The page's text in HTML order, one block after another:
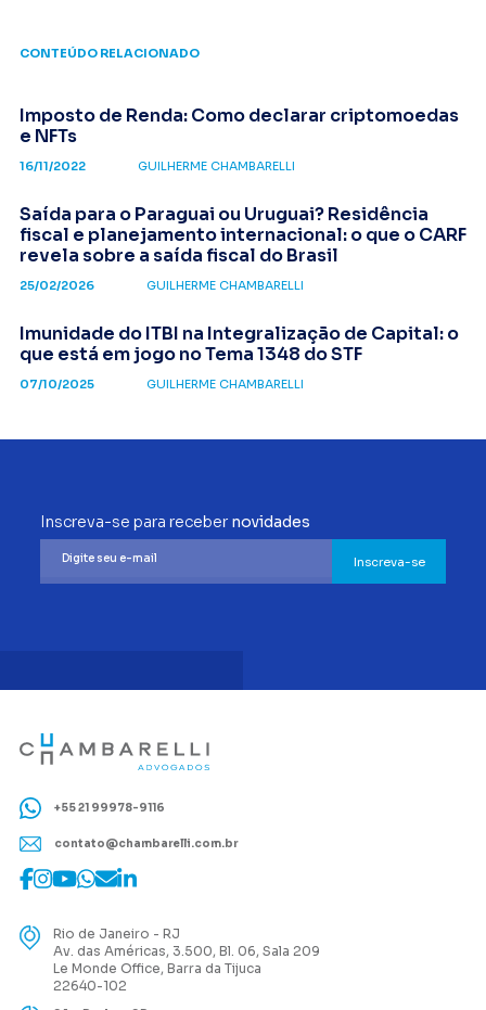
CONTEÚDO RELACIONADO
Imposto de Renda: Como declarar criptomoedas
e NFTs
16/11/2022 GUILHERME CHAMBARELLI
Saída para o Paraguai ou Uruguai? Residência
fiscal e planejamento internacional: o que o CARF
revela sobre a saída fiscal do Brasil
25/02/2026 GUILHERME CHAMBARELLI
Imunidade do ITBI na Integralização de Capital: o
que está em jogo no Tema 1348 do STF
07/10/2025 GUILHERME CHAMBARELLI
Inscreva-se para receber novidades
Inscreva-se
+55 21 99978-9116
contato@chambarelli.com.br
Rio de Janeiro - RJ
Av. das Américas, 3.500, Bl. 06, Sala 209
Le Monde Office, Barra da Tijuca
22640-102